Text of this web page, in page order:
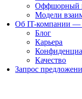
Оффшорный
Модели
Об IT-компании —
Блог
Карьера
Качество
Запрос